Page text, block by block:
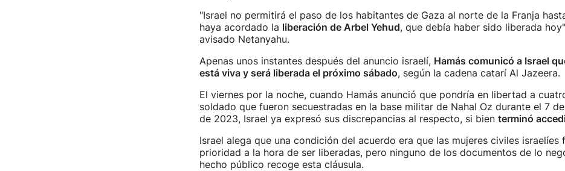
"Israel no permitirá el paso de los habitantes de Gaza al norte de la Franja
haya acordado la liberación de Arbel Yehud, que debía haber sido liberada
avisado Netanyahu.
Apenas unos instantes después del anuncio israelí, Hamás comunicó a Israel
está viva y será liberada el próximo sábado, según la cadena catarí Al Jazeera.
El viernes por la noche, cuando Hamás anunció que pondría en libertad a
soldado que fueron secuestradas en la base militar de Nahal Oz durante el 7
de 2023, Israel ya expresó sus discrepancias al respecto, si bien terminó
Israel alega que una condición del acuerdo era que las mujeres civiles israelíes
prioridad a la hora de ser liberadas, pero ninguno de los documentos de lo
hecho público recoge esta cláusula.